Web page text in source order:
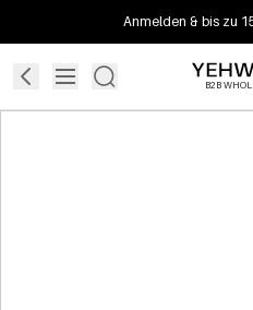
Anmelden & bis zu
B2B